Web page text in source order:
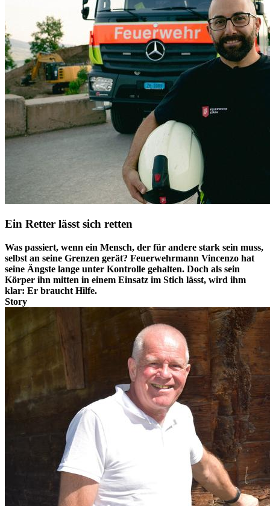
Ein Retter lässt sich retten
Was passiert, wenn ein Mensch, der für andere stark sein muss,
selbst an seine Grenzen gerät? Feuerwehrmann Vincenzo hat
seine Ängste lange unter Kontrolle gehalten. Doch als sein
Körper ihn mitten in einem Einsatz im Stich lässt, wird ihm
klar: Er braucht Hilfe.
Story